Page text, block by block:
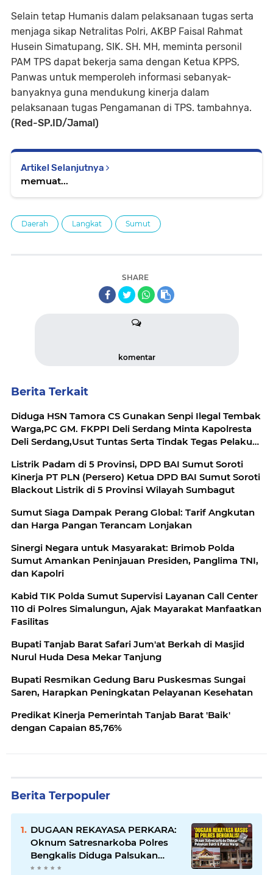
Selain tetap Humanis dalam pelaksanaan tugas serta
menjaga sikap Netralitas Polri, AKBP Faisal Rahmat
Husein Simatupang, SIK. SH. MH, meminta personil
PAM TPS dapat bekerja sama dengan Ketua KPPS,
Panwas untuk memperoleh informasi sebanyak-
banyaknya guna mendukung kinerja dalam
pelaksanaan tugas Pengamanan di TPS. tambahnya.
(Red-SP.ID/Jamal)
Artikel Selanjutnya
memuat...
Daerah Langkat Sumut
SHARE
komentar
Berita Terkait
Diduga HSN Tamora CS Gunakan Senpi Ilegal Tembak
Warga,PC GM. FKPPI Deli Serdang Minta Kapolresta
Deli Serdang,Usut Tuntas Serta Tindak Tegas Pelaku
Listrik Padam di 5 Provinsi, DPD BAI Sumut Soroti
Kinerja PT PLN (Persero) Ketua DPD BAI Sumut Soroti
Blackout Listrik di 5 Provinsi Wilayah Sumbagut
Sumut Siaga Dampak Perang Global: Tarif Angkutan
dan Harga Pangan Terancam Lonjakan
Sinergi Negara untuk Masyarakat: Brimob Polda
Sumut Amankan Peninjauan Presiden, Panglima TNI,
dan Kapolri
Kabid TIK Polda Sumut Supervisi Layanan Call Center
110 di Polres Simalungun, Ajak Mayarakat Manfaatkan
Fasilitas
Bupati Tanjab Barat Safari Jum'at Berkah di Masjid
Nurul Huda Desa Mekar Tanjung
Bupati Resmikan Gedung Baru Puskesmas Sungai
Saren, Harapkan Peningkatan Pelayanan Kesehatan
Predikat Kinerja Pemerintah Tanjab Barat 'Baik'
dengan Capaian 85,76%
Berita Terpopuler
DUGAAN REKAYASA PERKARA:
Oknum Satresnarkoba Polres
Bengkalis Diduga Palsukan
Barang Bukti Hingga Paksa